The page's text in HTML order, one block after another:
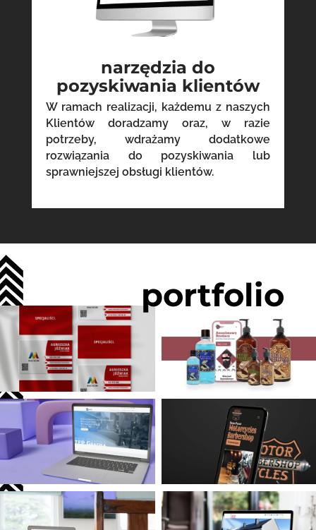
narzędzia do
pozyskiwania klientów
W ramach realizacji, każdemu z naszych
Klientów doradzamy oraz, w razie
potrzeby, wdrażamy dodatkowe
rozwiązania do pozyskiwania lub
sprawniejszej obsługi klientów.
portfolio